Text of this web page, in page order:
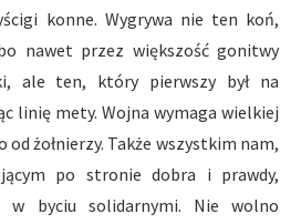
konne. Wygrywa nie ten koń,
nawet przez większość gonitwy
ale ten, który pierwszy był na
linię mety. Wojna wymaga wielkiej
żołnierzy. Także wszystkim nam,
po stronie dobra i prawdy,
w byciu solidarnymi. Nie wolno